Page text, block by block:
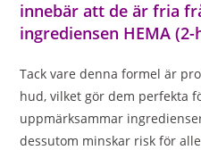
innebär att de är fria
ingrediensen HEMA
Tack vare denna formel är
hud, vilket gör dem perfekta
uppmärksammar
dessutom minskar risk för